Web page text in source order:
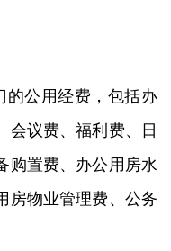
的公用经费，包括办
会议费、福利费、日
购置费、办公用房水
房物业管理费、公务